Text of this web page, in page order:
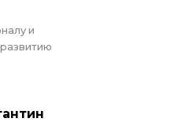
50
и